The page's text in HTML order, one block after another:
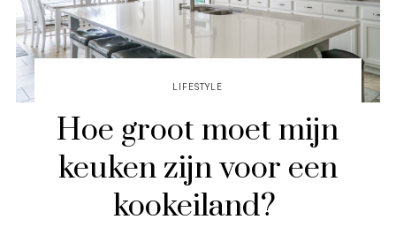
LIFESTYLE
Hoe groot moet mijn
keuken zijn voor een
kookeiland?